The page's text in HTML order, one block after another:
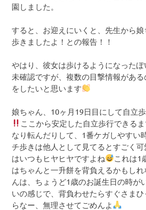
園しました。
すると、お迎えにいくと、先生から
歩きましたよ！との報告！！
やはり、彼女は歩けるようになった
未確認ですが、複数の目撃情報があ
をしたいと思います
娘ちゃん、10ヶ月19日目にして自立
ここから安定した自立歩行できる
なり転んだりして、1番ケガしやすい
チ歩きは他人として見てるとすごく
はいつもヒヤヒヤですよね
これは1
はちゃんと一升餅を背負えるかもしれ
んは、ちょうど1歳のお誕生日の時が
いの感じで、背負わせたらすぐさま
らなー、無理させてごめんよ